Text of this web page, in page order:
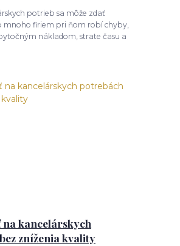
potrieb sa môže zdať
mnoho firiem pri ňom robí chyby,
nákladom, strate času a
kancelárskych
zníženia kvality